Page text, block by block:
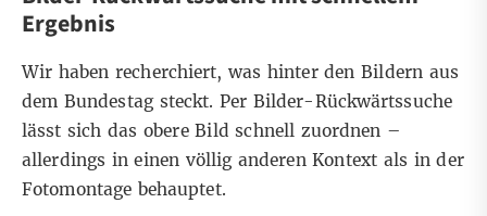
Ergebnis
Wir haben recherchiert, was hinter den Bildern aus
dem Bundestag steckt. Per Bilder-Rückwärtssuche
lässt sich das obere Bild schnell zuordnen –
allerdings in einen völlig anderen Kontext als in der
Fotomontage behauptet.